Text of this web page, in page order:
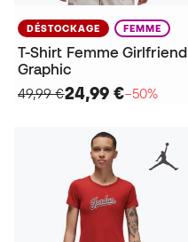
DÉSTOCKAGE FEMME
T-Shirt Femme Girlfriend
Graphic
49,99 €24,99 €−50%